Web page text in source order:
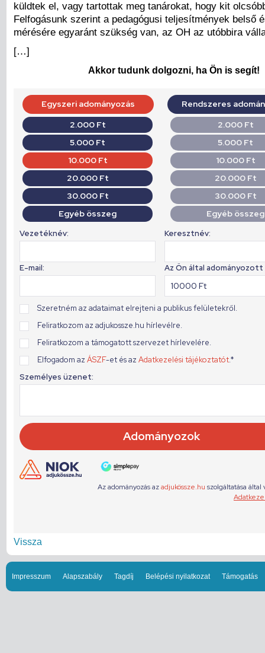
küldtek el, vagy tartottak meg tanárokat, hogy kit
Felfogásunk szerint a pedagógusi teljesítmények belső
mérésére egyaránt szükség van, az OH az utóbbira
[…]
Akkor tudunk dolgozni, ha Ön is segít!
Vissza
Impresszum Alapszabály Tagdíj Belépési nyilatkozat Támogatás